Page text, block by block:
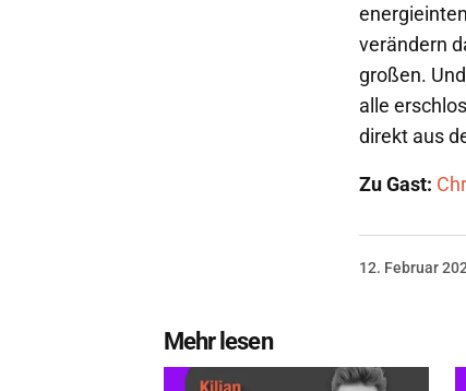
verändern
großen.
alle
direkt aus
Zu Gast:
12. Februar
Mehr lesen